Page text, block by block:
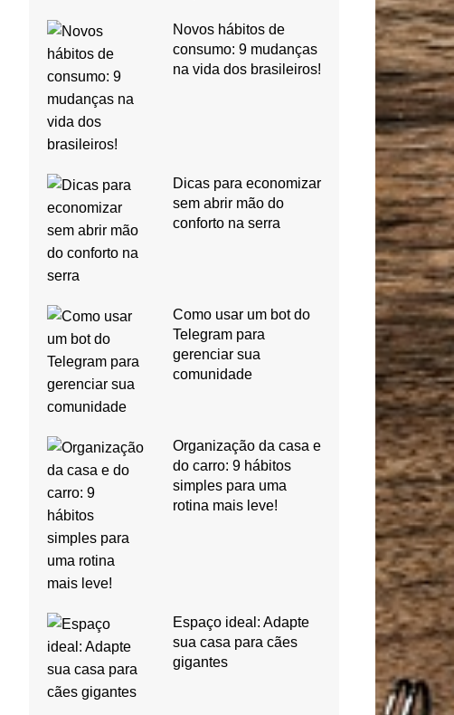
Novos hábitos de
consumo: 9 mudanças
na vida dos brasileiros!
Dicas para economizar
sem abrir mão do
conforto na serra
Como usar um bot do
Telegram para
gerenciar sua
comunidade
Organização da casa e
do carro: 9 hábitos
simples para uma
rotina mais leve!
Espaço ideal: Adapte
sua casa para cães
gigantes